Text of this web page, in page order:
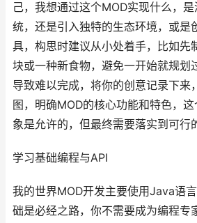
己，我想通过这个MOD实现什么，
统，还是引入独特的生态环境，或是
具，构思时建议从小处着手，比如先
块或一种新食物，避免一开始就规划
导致难以完成，将你的创意记录下来
图，明确MOD的核心功能和特色，
象是允许的，但最终需要落实到可行
学习基础编程与API
我的世界MOD开发主要使用Java语
础是必经之路，你不需要成为编程专